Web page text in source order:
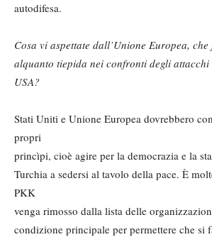
autodifesa.
Cosa vi aspettate dall’Unione Europea,
alquanto tiepida nei confronti degli
USA?
Stati Uniti e Unione Europea dovrebbero
propri
princìpi, cioè agire per la democrazia e la
Turchia a sedersi al tavolo della pace. È
PKK
venga rimosso dalla lista delle
condizione principale per permettere che si